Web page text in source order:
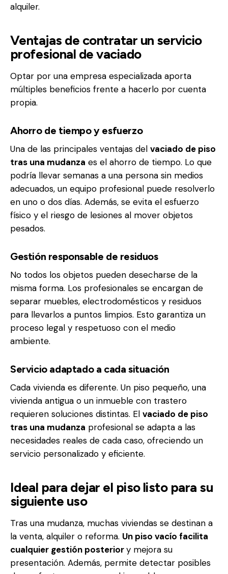
alquiler.
Ventajas de contratar un servicio
profesional de vaciado
Optar por una empresa especializada aporta
múltiples beneficios frente a hacerlo por cuenta
propia.
Ahorro de tiempo y esfuerzo
Una de las principales ventajas del vaciado de piso
tras una mudanza es el ahorro de tiempo. Lo que
podría llevar semanas a una persona sin medios
adecuados, un equipo profesional puede resolverlo
en uno o dos días. Además, se evita el esfuerzo
físico y el riesgo de lesiones al mover objetos
pesados.
Gestión responsable de residuos
No todos los objetos pueden desecharse de la
misma forma. Los profesionales se encargan de
separar muebles, electrodomésticos y residuos
para llevarlos a puntos limpios. Esto garantiza un
proceso legal y respetuoso con el medio
ambiente.
Servicio adaptado a cada situación
Cada vivienda es diferente. Un piso pequeño, una
vivienda antigua o un inmueble con trastero
requieren soluciones distintas. El vaciado de piso
tras una mudanza profesional se adapta a las
necesidades reales de cada caso, ofreciendo un
servicio personalizado y eficiente.
Ideal para dejar el piso listo para su
siguiente uso
Tras una mudanza, muchas viviendas se destinan a
la venta, alquiler o reforma. Un piso vacío facilita
cualquier gestión posteriory mejora su
presentación. Además, permite detectar posibles